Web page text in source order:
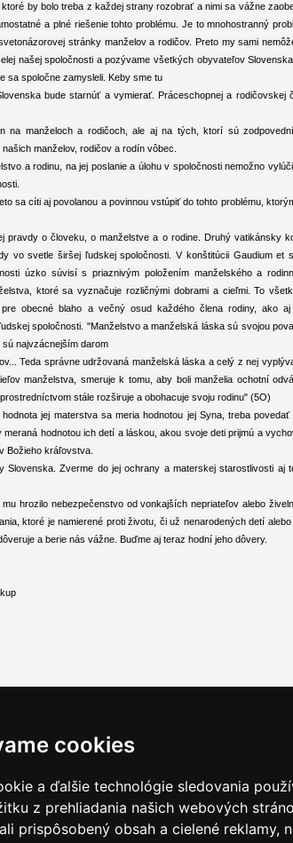
cookies
a ďalšie technológie sledovania
z prehliadania našich webových
prispôsobený obsah a cielené reklamy,
by bolo treba z každej strany rozobrať a nimi sa vážne
a plné riešenie tohto problému. Je to mnohostranný
stránky manželov a rodičov. Preto my sami
našej spoločnosti a pozývame všetkých obyvateľov
sa spoločne zamysleli. Keby sme tu
bude starnúť a vymierať. Práceschopnej a rodičovskej
na manželoch a rodičoch, ale aj na tých, ktorí sú
manželov, rodičov a rodín vôbec.
a rodinu, na jej poslanie a úlohu v spoločnosti nemožno
sa cíti aj povolanou a povinnou vstúpiť do tohto problému,
pravdy o človeku, o manželstve a o rodine. Druhý vatikánsky
vo svetle širšej ľudskej spoločnosti. V konštitúcii Gaudium et
úzko súvisí s priaznivým položením manželského a
ktoré sa vyznačuje rozličnými dobrami a cieľmi. To
obecné blaho a večný osud každého člena rodiny, ako
spoločnosti. "Manželstvo a manželská láska sú svojou
najvzácnejším darom
Teda správne udržovaná manželská láska a celý z nej
manželstva, smeruje k tomu, aby boli manželia ochotní
stále rozširuje a obohacuje svoju rodinu" (5O)
jej materstva sa meria hodnotou jej Syna, treba povedať
hodnotou ich detí a láskou, akou svoje deti prijmú a
Božieho kráľovstva.
Slovenska. Zverme do jej ochrany a materskej starostlivosti aj
hrozilo nebezpečenstvo od vonkajších nepriateľov alebo
ktoré je namierené proti životu, či už nenarodených detí alebo
a berie nás vážne. Buďme aj teraz hodní jeho dôvery.